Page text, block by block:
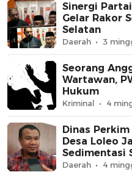
Sinergi
Gelar Rakor
Selatan
Daerah 3
Seorang
Wartawan,
Hukum
Kriminal 4
Dinas
Desa Loleo
Sedimentasi
Daerah 4